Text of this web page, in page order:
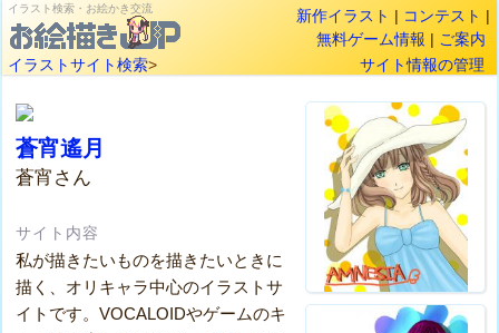
イラスト検索・お絵かき交流 新作イラスト | コンテスト |
無料ゲーム情報 | ご案内
イラストサイト検索> サイト情報の管理
蒼宵遙月
蒼宵さん
サイト内容
私が描きたいものを描きたいときに
描く、オリキャラ中心のイラストサ
イトです。VOCALOIDやゲームのキ